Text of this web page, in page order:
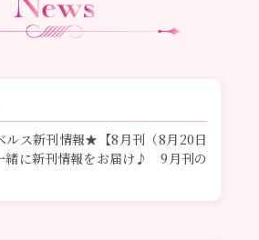
ルス新刊情報★【8月刊（8月20日
緒に新刊情報をお届け♪ 9月刊の